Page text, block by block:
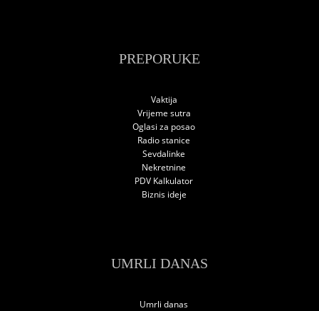
PREPORUKE
Vaktija
Vrijeme sutra
Oglasi za posao
Radio stanice
Sevdalinke
Nekretnine
PDV Kalkulator
Biznis ideje
UMRLI DANAS
Umrli danas